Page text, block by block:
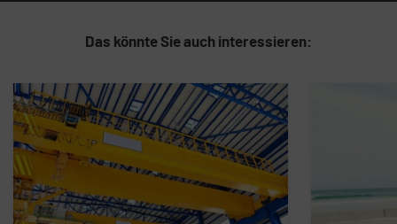
Das könnte Sie auch interessieren: